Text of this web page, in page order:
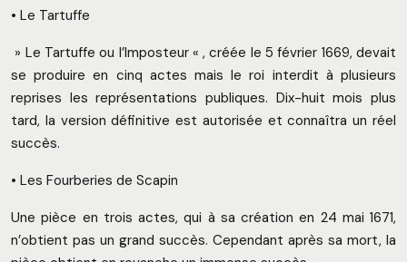
• Le Tartuffe
» Le Tartuffe ou l’Imposteur « , créée le 5 février 1669, devait
se produire en cinq actes mais le roi interdit à plusieurs
reprises les représentations publiques. Dix-huit mois plus
tard, la version définitive est autorisée et connaîtra un réel
succès.
• Les Fourberies de Scapin
Une pièce en trois actes, qui à sa création en 24 mai 1671,
n’obtient pas un grand succès. Cependant après sa mort, la